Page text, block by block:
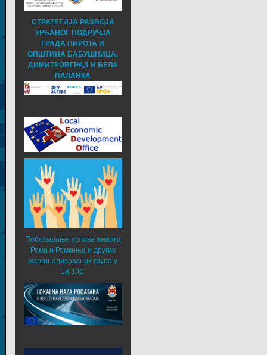
СТРАТЕГИЈА РАЗВОЈА
УРБАНОГ ПОДРУЧЈА
ГРАДА ПИРОТА И
ОПШТИНА БАБУШНИЦА,
ДИМИТРОВГРАД И БЕЛА
ПАЛАНКА
Побољшање услова живота
Рома и Ромкиња и других
маргинализованих група у
18 ЈЛС